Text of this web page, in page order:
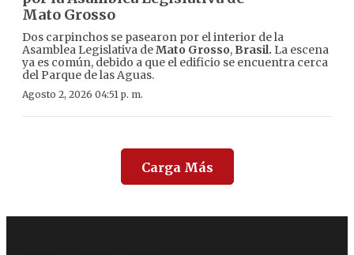
Mato Grosso
Dos carpinchos se pasearon por el interior de la
Asamblea Legislativa deMato Grosso, Brasil. La escena
ya es común, debido a que el edificio se encuentra cerca
del Parque de las Aguas.
Agosto 2, 2026 04:51 p. m.
Carga Más